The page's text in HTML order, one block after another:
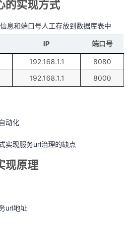
的实现方式
息和端口号人工存放到数据库表中
IP 端口号
192.168.1.1
8080
192.168.1.1 8000
动化
实现服务url治理的缺点
现原理
url地址